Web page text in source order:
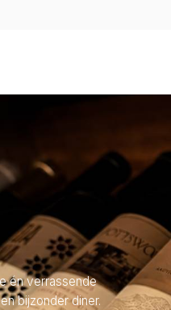
én verrassende
bijzonder diner.